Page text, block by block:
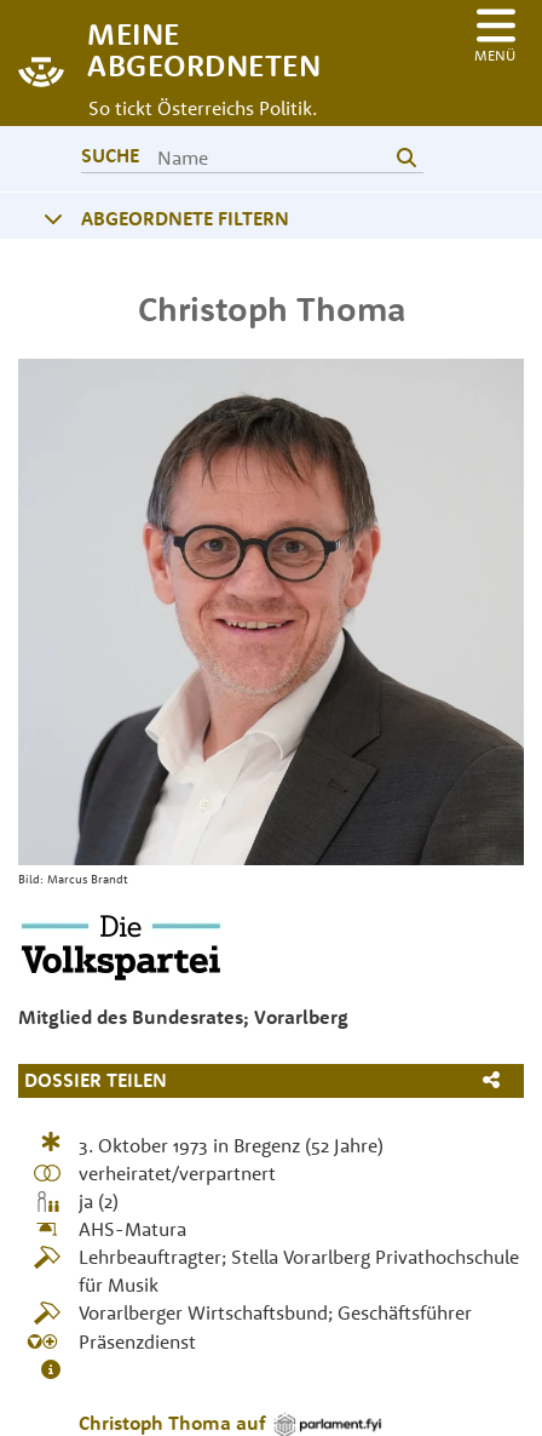
MEINE
ABGEORDNETEN
So tickt Österreichs Politik.
MENÜ
SUCHE
ABGEORDNETE FILTERN
Christoph Thoma
Bild: Marcus Brandt
Mitglied des Bundesrates; Vorarlberg
DOSSIER TEILEN
3. Oktober 1973 in Bregenz (52 Jahre)
verheiratet/verpartnert
ja (2)
AHS-Matura
Lehrbeauftragter; Stella Vorarlberg Privathochschule
für Musik
Vorarlberger Wirtschaftsbund; Geschäftsführer
Präsenzdienst
Christoph Thoma auf